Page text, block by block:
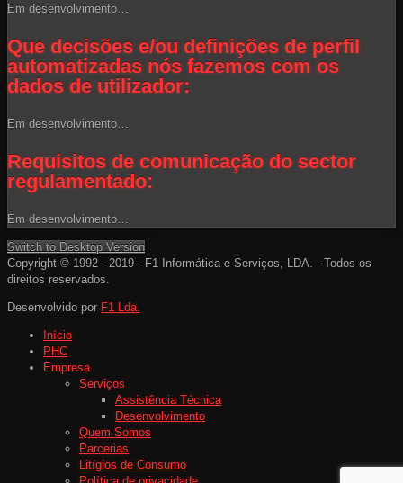
Em desenvolvimento…
Que decisões e/ou definições de perfil
automatizadas nós fazemos com os
dados de utilizador:
Em desenvolvimento…
Requisitos de comunicação do sector
regulamentado:
Em desenvolvimento…
Switch to Desktop Version
Copyright © 1992 - 2019 - F1 Informática e Serviços, LDA. - Todos os
direitos reservados.
Desenvolvido por F1 Lda.
Início
PHC
Empresa
Serviços
Assistência Técnica
Desenvolvimento
Quem Somos
Parcerias
Litígios de Consumo